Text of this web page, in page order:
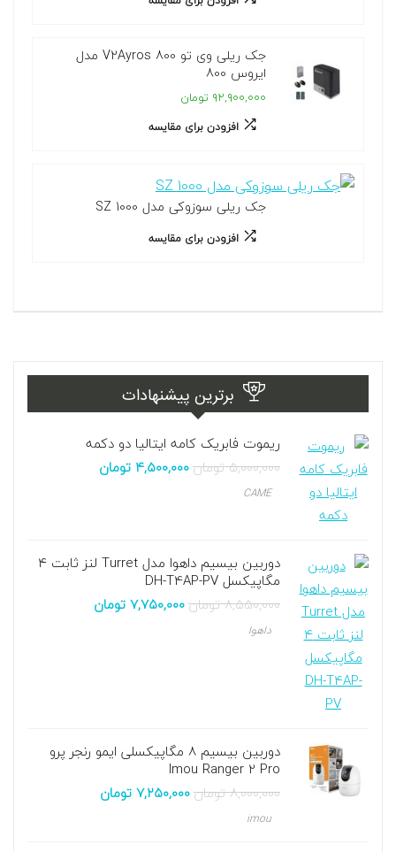
جک ریلی وی تو 800 V2Ayros مدل
ایروس 800
۹۲,۹۰۰,۰۰۰ تومان
افزودن برای مقایسه
جک ریلی سوزوکی مدل SZ 1000
افزودن برای مقایسه
برترین پیشنهادات
ریموت فابریک کامه ایتالیا دو دکمه
۵,۰۰۰,۰۰۰تومان۴,۵۰۰,۰۰۰ تومان
CAME
دوربین بیسیم داهوا مدل Turret لنز ثابت ۴
مگاپیکسل DH-T4AP-PV
۸,۵۵۰,۰۰۰تومان۷,۷۵۰,۰۰۰تومان
داهوا
دوربین بیسیم 8 مگاپیکسلی ایمو رنجر پرو
Imou Ranger 2 Pro
۸,۰۰۰,۰۰۰تومان۷,۲۵۰,۰۰۰تومان
imou